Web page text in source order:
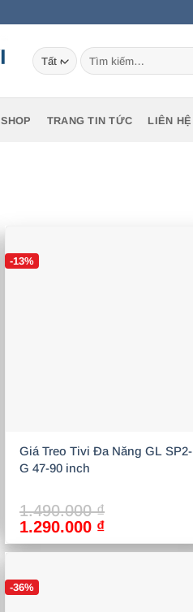
Tìm
kiếm:
SHOP TRANG TIN TỨC LIÊN HỆ
-13%
Giá Treo Tivi Đa Năng GL SP2-
G 47-90 inch
1.490.000₫
Giá
gốc
là:
1.290.000 ₫Giá
hiện
tại
-36%